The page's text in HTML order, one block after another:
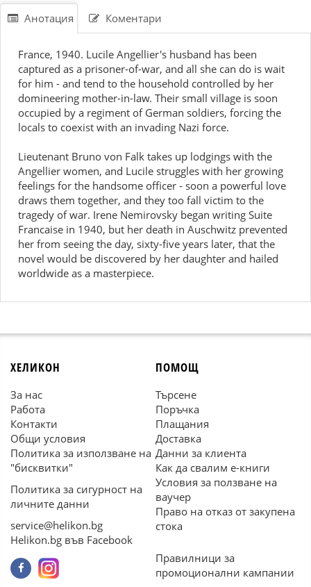
Анотация Коментари
France, 1940. Lucile Angellier's husband has been
captured as a prisoner-of-war, and all she can do is wait
for him - and tend to the household controlled by her
domineering mother-in-law. Their small village is soon
occupied by a regiment of German soldiers, forcing the
locals to coexist with an invading Nazi force.
Lieutenant Bruno von Falk takes up lodgings with the
Angellier women, and Lucile struggles with her growing
feelings for the handsome officer - soon a powerful love
draws them together, and they too fall victim to the
tragedy of war. Irene Nemirovsky began writing Suite
Francaise in 1940, but her death in Auschwitz prevented
her from seeing the day, sixty-five years later, that the
novel would be discovered by her daughter and hailed
worldwide as a masterpiece.
ХЕЛИКОН
За нас
Работа
Контакти
Общи условия
Политика за използване на
"бисквитки"
Политика за сигурност на
личните данни
service@helikon.bg
Helikon.bg във Facebook
ПОМОЩ
Търсене
Поръчка
Плащания
Доставка
Данни за клиента
Как да свалим е-книги
Условия за ползване на
ваучер
Право на отказ от закупена
стока
Правилници за
промоционални кампании